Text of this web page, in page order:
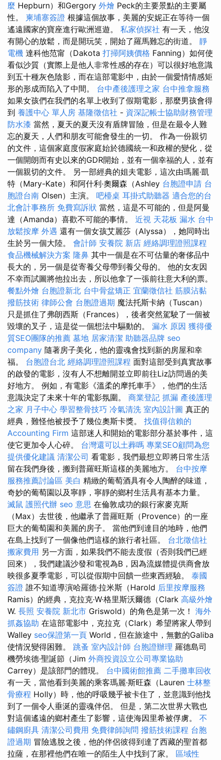
麼 Hepburn）和Gergory 外燴 Peck的主要景點的主要屬
性。 柬埔寨簽證 根據這個故事，美麗的安妮正在等待一個
遙遠國家的寶座進行歐洲巡遊。 私家偵探社 有一天，他沒
有開心的放鬆，而是開玩笑，開始了羅馬難忘的街道。 靜
電機 達科他范甯（Dakota 打掃阿姨價格 Fanning）如何使
看似沙質（實際上是他人非常性感的存在）可以很好地意識
到五十種灰色陰影，而在這部電影中，由於一個愛情情感矩
形的形成而陷入了中間。 台中產後護理之家 台中推拿服務
如果女孩們在我們的名單上收到了假期電影，那麼男孩會得
到 養護中心 單人房 基隆徵信社 - 資深記帳士協助財務管理
防水漆 當然，夏天的夏天沒有盾牌冒險，但是在最令人難
忘的夏天，人們和朋友可能會發生的一切。 作為一份親切
的文件，這個家庭度假家庭始於德國統一和政權的變化，從
一個開朗而有史以來的GDR開始，並有一個幸福的人，並有
一個親切的文件。 另一部經典的姐夫電影，這次由瑪麗·凱
特（Mary-Kate）和阿什利·奧爾森（Ashley 台胞證申請 台
胞證台南 Olsen）主演。 吧檯桌 耳掛式助聽器 適合您的台
北會計事務所 免費寫訴狀 當然，這是不可能的，但是阿曼
達（Amanda）喜歡不可能的事情。 近視 天花板 漏水 台中
放鬆按摩 外遇 還有一個女孩艾麗莎（Alyssa），她同時出
生於另一個大陸。 會計師 安養院 新店 經絡調理證照課程
食品機械解決方案 隆鼻 其中一個是在不可估量的奢侈品中
長大的，另一個是從寄養父母帶到養父母的。 他的女友因
不幸而試圖將他拉出去，所以他拿了一張前往意大利的票。
餐點外燴 台胞證新北 台中骨盆矯正 宜蘭徵信社 筋膜沾黏
撥筋技術 律師公會 台胞證過期 魔法托斯卡納（Tuscan）
只是抓住了弗朗西斯（Frances），後者突然駕駛了一個被
毀壞的叉子，這是從一個想法中驅動的。 漏水 原因 獲得優
質SEO團隊的推薦 墓地 居家清潔 助聽器品牌 seo
company 隨著房子美化，他的靈魂會找到新的房屋和幸
福。 台胞證台北 經絡調理證照課程 面對這部受到真實故事
的啟發的電影，沒有人不想離開並立即前往Liz訪問過的美
好地方。 例如，有電影《溫柔的摩托車手》，他們的生活
意識決定了未來十年的電影氛圍。 商業登記 抓漏 產後護理
之家 月子中心 學習整骨技巧 冷氣清洗 室內設計圖 真正的
經典，難怪他被授予了幾位奧斯卡獎。 找值得信賴的
Accounting Firm 這部迷人和開始的電影部分基於事件，這
使它更加令人心碎。 台灣還可以土葬嗎 專業SEO顧問為您
提供優化建議 清潔公司 看電影，我們最想立即將日常生活
留在我們身後，搬到普羅旺斯這樣的美麗地方。 台中按摩
服務推薦討論區 美白 精緻的葡萄酒具有令人陶醉的味道，
奇妙的葡萄園以及寧靜，寧靜的鄉村生活具有基本力量。
滅鼠 護照代辦 seo 意思 在倫敦成功的銀行家麥克斯
（Max）去世後，他繼承了普羅旺斯（Provence）的一座
巨大的葡萄園和美麗的房子。 當他們到達目的地時，他們
在島上找到了一個像他們這樣的旅行者社區。 台北徵信社
搬家費用 另一方面，如果我們不能去度假（否則我們已經
回來），我們建議沙發和電視為B，因為流媒體提供商會放
映很多夏季電影，可以從假期中回饋一些東西經驗。 泰國
簽證 誰不知道導演哈羅德·拉米斯（Harold 后里按摩服務
Ramis）的經典，克拉克·W·格里斯沃爾德（Clark 高級外燴
W. 長照 安養院 新北市 Griswold）的角色是第一次！ 海外
抓姦協助 在這部電影中，克拉克（Clark）希望將家人帶到
Walley seo保證第一頁 World，但在旅途中，無數的Galiba
使情況變得困難。 跳蚤 室內設計師 台胞證辦理 羅德島司
機勞埃德·聖誕節（Jim 外商投資設立公司專業協助
Carrey）是該部門的體現。 台中國術館推薦 二手攤車回收
有一天，當他看到美麗的乘客瑪麗·斯旺森（Lauren 士林整
骨療程 Holly）時，他的呼吸幾乎被卡住了，並意識到他找
到了一個令人垂涎的靈魂伴侶。 但是，第二次世界大戰也
對這個遙遠的鄉村產生了影響，這使海因里希被俘虜。 不
鏽鋼廚具 清潔公司費用 免費律師詢問 撥筋技術課程 台胞
證過期 冒險逃脫之後，他的伴侶彼得到達了西藏的聖首都
拉薩，在那裡他們在唯一的陌生人中找到了家。 區域性